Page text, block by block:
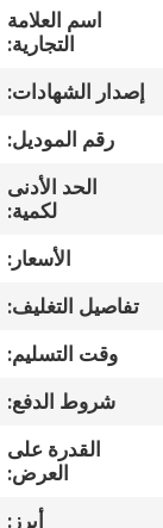
في
المصنع
مراقبة
الجودة
اتصل
أخبار
اسم العلامة
التجارية:
إصدار الشهادات:
رقم الموديل:
الحد الأدنى
لكمية:
الأسعار:
تفاصيل التغليف:
وقت التسليم:
شروط الدفع:
القدرة على
العرض:
أبرز: